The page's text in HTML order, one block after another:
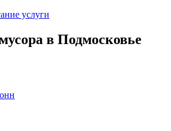
услуги
в Подмосковье